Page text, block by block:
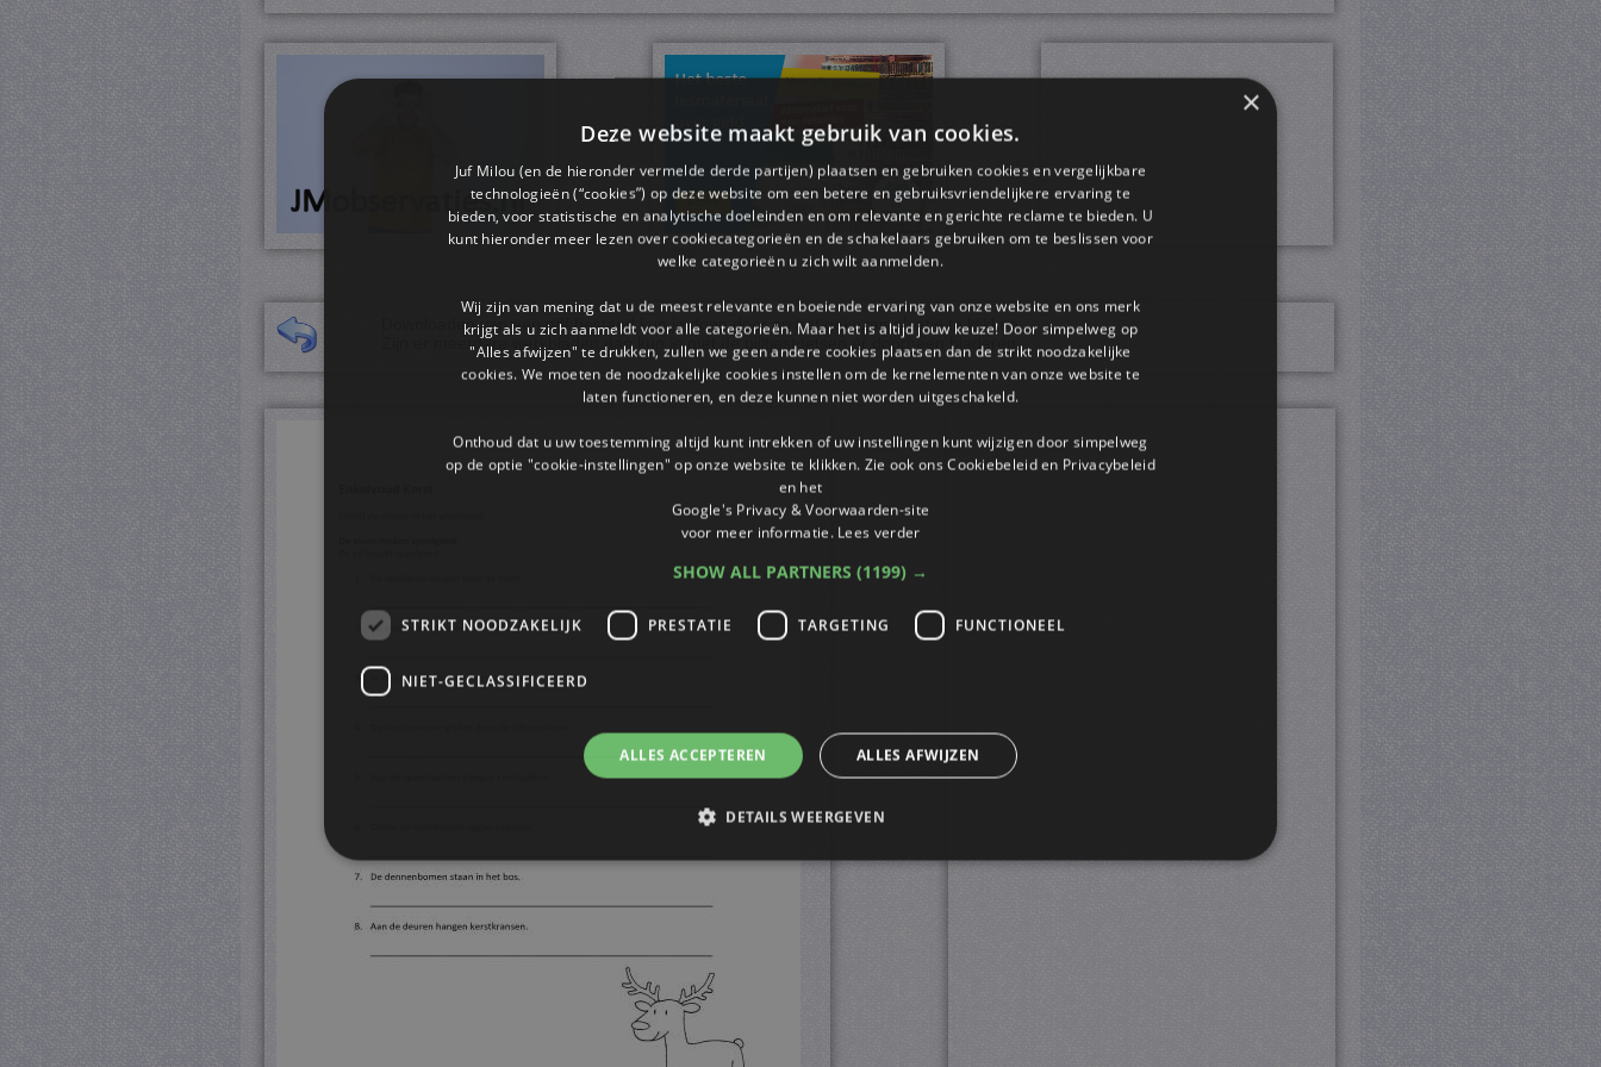
Downloaden van een pdf bestand kun je doen door op het gekozen plaatje te klikken.
Zijn er meerdere werkbladen dan kun je met de pijltjestoetsen er doorheen bladeren.
×
Deze website maakt gebruik van cookies.
Juf Milou (en de hieronder vermelde derde partijen) plaatsen en gebruiken cookies en vergelijkbare
technologieën (“cookies”) op deze website om een ​​betere en gebruiksvriendelijkere ervaring te
bieden, voor statistische en analytische doeleinden en om relevante en gerichte reclame te bieden. U
kunt hieronder meer lezen over cookiecategorieën en de schakelaars gebruiken om te beslissen voor
welke categorieën u zich wilt aanmelden.
Wij zijn van mening dat u de meest relevante en boeiende ervaring van onze website en ons merk
krijgt als u zich aanmeldt voor alle categorieën. Maar het is altijd jouw keuze! Door simpelweg op
"Alles afwijzen" te drukken, zullen we geen andere cookies plaatsen dan de strikt noodzakelijke
cookies. We moeten de noodzakelijke cookies instellen om de kernelementen van onze website te
laten functioneren, en deze kunnen niet worden uitgeschakeld.
Onthoud dat u uw toestemming altijd kunt intrekken of uw instellingen kunt wijzigen door simpelweg
op de optie "cookie-instellingen" op onze website te klikken. Zie ook ons ​​Cookiebeleid en Privacybeleid
en het
Google's Privacy & Voorwaarden-site
voor meer informatie. Lees verder
SHOW ALL PARTNERS (1199) →
STRIKT NOODZAKELIJK PRESTATIE TARGETING FUNCTIONEEL
NIET-GECLASSIFICEERD
ALLES ACCEPTEREN ALLES AFWIJZEN
DETAILS WEERGEVEN
Strikt noodzakelijk Prestatie
Strikt noodzakelijke cookies maken de kernfunctionaliteiten van de website mogelijk, zoals gebruikersaanmelding en accountbeheer. De
website kan niet goed worden gebruikt zonder de strikt noodzakelijke cookies.
Vervaldatum